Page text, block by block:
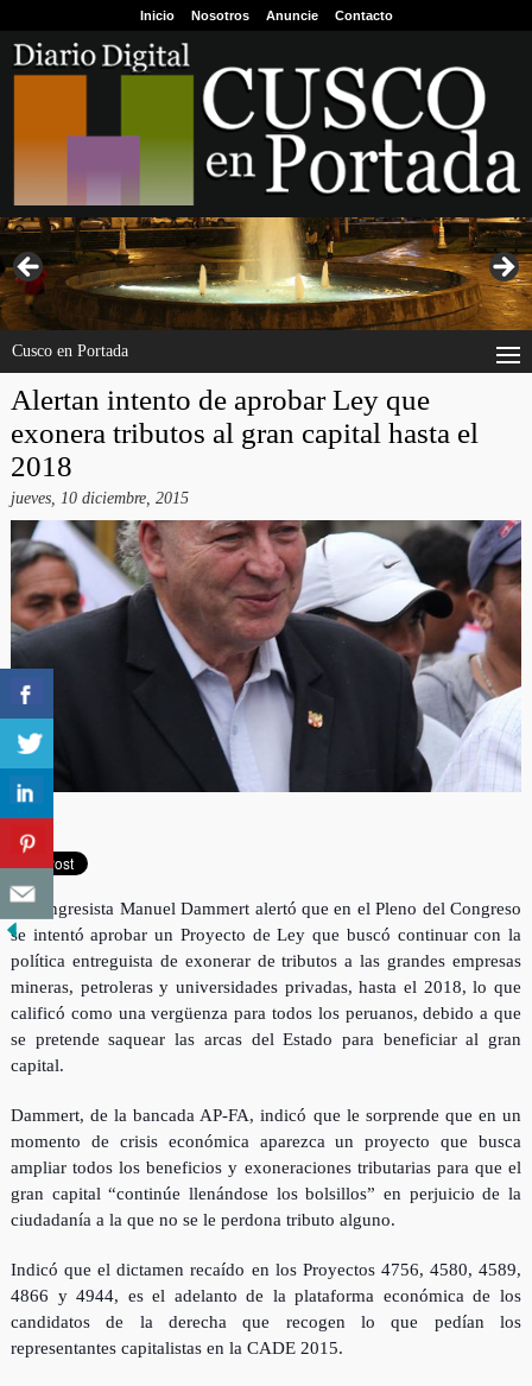
Inicio Nosotros Anuncie Contacto
Cusco en Portada
Alertan intento de aprobar Ley que
exonera tributos al gran capital hasta el
2018
jueves, 10 diciembre, 2015
El congresista Manuel Dammert alertó que en el Pleno del Congreso
se intentó aprobar un Proyecto de Ley que buscó continuar con la
política entreguista de exonerar de tributos a las grandes empresas
mineras, petroleras y universidades privadas, hasta el 2018, lo que
calificó como una vergüenza para todos los peruanos, debido a que
se pretende saquear las arcas del Estado para beneficiar al gran
capital.
Dammert, de la bancada AP-FA, indicó que le sorprende que en un
momento de crisis económica aparezca un proyecto que busca
ampliar todos los beneficios y exoneraciones tributarias para que el
gran capital “continúe llenándose los bolsillos” en perjuicio de la
ciudadanía a la que no se le perdona tributo alguno.
Indicó que el dictamen recaído en los Proyectos 4756, 4580, 4589,
4866 y 4944, es el adelanto de la plataforma económica de los
candidatos de la derecha que recogen lo que pedían los
representantes capitalistas en la CADE 2015.